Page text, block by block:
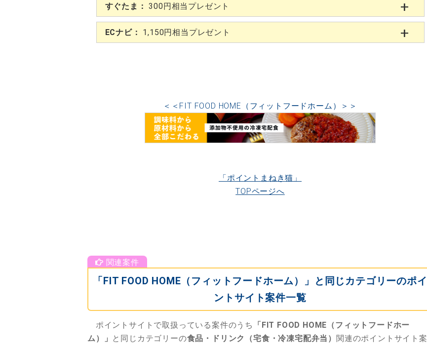
すぐたま： 300円相当プレゼント
ECナビ： 1,150円相当プレゼント
＜＜FIT FOOD HOME（フィットフードホーム）＞＞
「ポイントまねき猫」
TOPページへ
「FIT FOOD HOME（フィットフードホーム）」と同じカテゴリーのポイ
ントサイト案件一覧
ポイントサイトで取扱っている案件のうち
「FIT FOOD HOME（フィットフードホー
ム）」
と同じカテゴリーの食品・ドリンク（宅食・冷凍宅配弁当） 関連のポイントサイト案